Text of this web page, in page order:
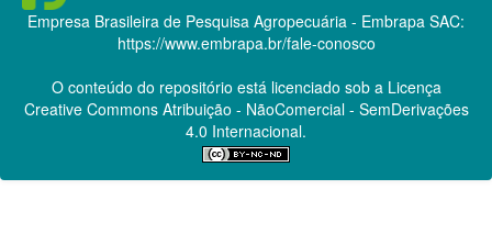
Empresa Brasileira de Pesquisa Agropecuária - Embrapa SAC:
https://www.embrapa.br/fale-conosco
O conteúdo do repositório está licenciado sob a Licença
Creative CommonsAtribuição - NãoComercial - SemDerivações
4.0 Internacional.